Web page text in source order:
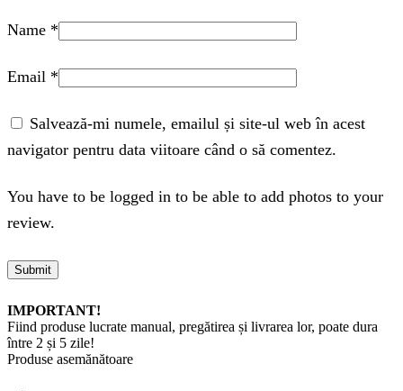
Name *
Email *
Salvează-mi numele, emailul și site-ul web în acest
navigator pentru data viitoare când o să comentez.
You have to be logged in to be able to add photos to your
review.
IMPORTANT!
Fiind produse lucrate manual, pregătirea și livrarea lor, poate dura
între 2 și 5 zile!
Produse asemănătoare